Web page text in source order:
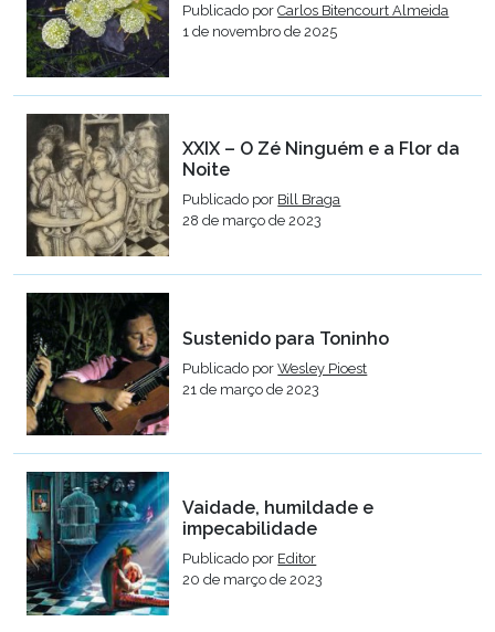
Publicado porCarlos Bitencourt Almeida
1 de novembro de 2025
XXIX – O Zé Ninguém e a Flor da
Noite
Publicado por Bill Braga
28 de março de 2023
Sustenido para Toninho
Publicado porWesley Pioest
21 de março de 2023
Vaidade, humildade e
impecabilidade
Publicado por Editor
20 de março de 2023